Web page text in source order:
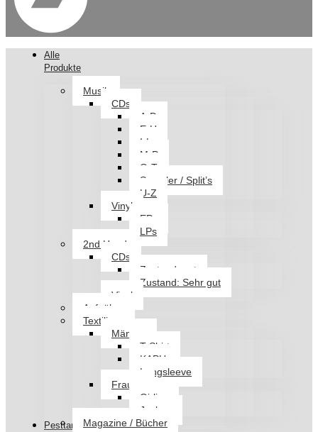
Alle
Produkte
Musik
CDs
A-D
E-H
I-L
M-P
Q-T
Sampler / Split’s
U-Z
Vinyl
EPs
LPs
2nd Hand
CDs
Zustand: gut
Zustand: Sehr gut
Vinyl
Aufnäher
Textilien
Männer
T-Shirt
KAPU
Longsleeve
Frauen
Girlies
Jacken
Magazine / Bücher
Pesttanz